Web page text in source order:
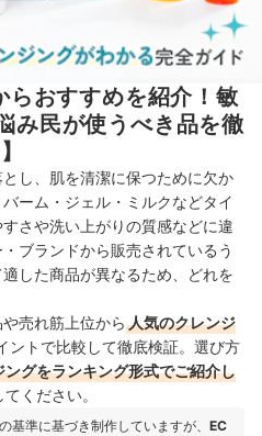
らおすすめを紹介！敏
み民が使うべき品を徹
し、肌を清潔に保つために欠か
ーム・ジェル・ミルクなどタイ
さや洗い上がりの質感などに違
ブランドから販売されているう
した商品が異なるため、どれを
売れ筋上位から 人気のクレンジ
ントで比較して徹底検証。選び方
グをランキング形式でご紹介し
ください。
基準に基づき制作していますが、 EC